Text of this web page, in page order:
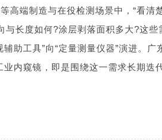
高端制造与在役检测场景中，“看清
与长度如何?涂层剥落面积多大?这些
助工具”向“定量测量仪器”演进。广
内窥镜，即是围绕这一需求长期迭